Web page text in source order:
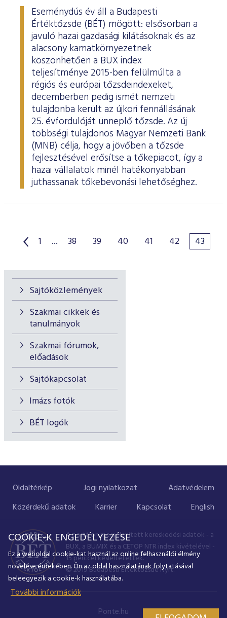
Sajtóközlemények
Szakmai cikkek és
tanulmányok
Szakmai fórumok,
előadások
Sajtókapcsolat
Imázs fotók
BÉT logók
Eseménydús év áll a Budapesti
Értéktőzsde (BÉT) mögött: elsősorban a
javuló hazai gazdasági kilátásoknak és az
alacsony kamatkörnyezetnek
köszönhetően a BUX index
teljesítménye 2015-ben felülmúlta a
régiós és európai tőzsdeindexeket,
decemberben pedig ismét nemzeti
tulajdonba került az újkori fennállásának
25. évfordulóját ünneplő tőzsde. Az új
többségi tulajdonos Magyar Nemzeti Bank
(MNB) célja, hogy a jövőben a tőzsde
fejlesztésével erősítse a tőkepiacot, így a
hazai vállalatok minél hatékonyabban
juthassanak tőkebevonási lehetőséghez.
1 ... 38 39 40 41 42 43
Oldaltérkép Jogi nyilatkozat
Adatvédelem
Közérdekű adatok
Karrier Kapcsolat English
A portálon megjelenített kereskedési adatok - a
BUX, a BUMIX és a CETOP NTR index kivételével -
15 perccel késleltetettek.
© 2019 Budapesti Értéktőzsde Nyrt.
Ponte.hu
COOKIE-K ENGEDÉLYEZÉSE
Ez a weboldal cookie-kat használ az online felhasználói élmény
növelése érdekében. Ön az oldal használatának folytatásával
beleegyezik a cookie-k használatába.
További információk